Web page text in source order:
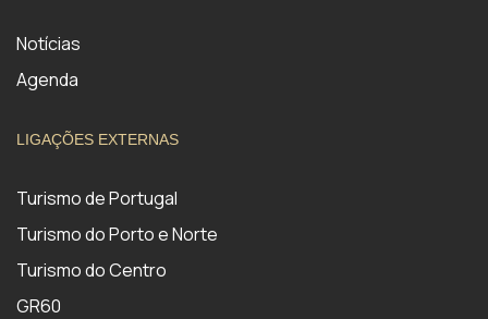
Notícias
Agenda
LIGAÇÕES EXTERNAS
Turismo de Portugal
Turismo do Porto e Norte
Turismo do Centro
GR60